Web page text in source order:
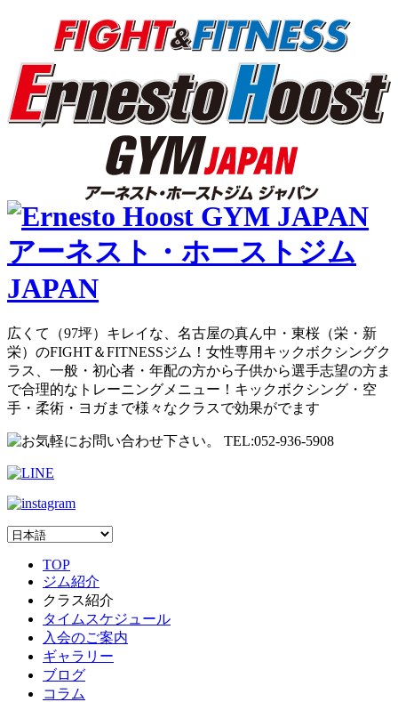
広くて（97坪）キレイな、名古屋の真ん中・東桜（栄・新
栄）のFIGHT＆FITNESSジム！女性専用キックボクシングク
ラス、一般・初心者・年配の方から子供から選手志望の方ま
で合理的なトレーニングメニュー！キックボクシング・空
手・柔術・ヨガまで様々なクラスで効果がでます
TOP
ジム紹介
クラス紹介
タイムスケジュール
入会のご案内
ギャラリー
ブログ
コラム